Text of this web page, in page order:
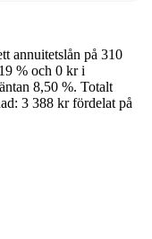
annuitetslån på 310
% och 0 kr i
8,50 %. Totalt
3 388 kr fördelat på